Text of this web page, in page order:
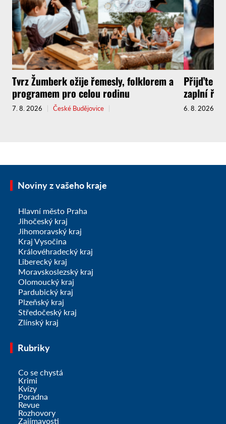
Tvrz Žumberk ožije řemesly, folklorem a
programem pro celou rodinu
7. 8. 2026 České Budějovice
Přijďte
zaplní
6. 8. 2026
Noviny z vašeho kraje
Hlavní město Praha
Jihočeský kraj
Jihomoravský kraj
Kraj Vysočina
Královéhradecký kraj
Liberecký kraj
Moravskoslezský kraj
Olomoucký kraj
Pardubický kraj
Plzeňský kraj
Středočeský kraj
Zlínský kraj
Rubriky
Co se chystá
Krimi
Kvízy
Poradna
Revue
Rozhovory
Zajímavosti